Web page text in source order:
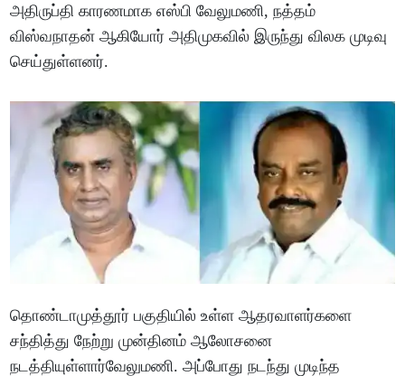
அதிருப்தி காரணமாக எஸ்பி வேலுமணி, நத்தம்
விஸ்வநாதன் ஆகியோர் அதிமுகவில் இருந்து விலக முடிவு
செய்துள்ளனர்.
தொண்டாமுத்தூர் பகுதியில் உள்ள ஆதரவாளர்களை
சந்தித்து நேற்று முன்தினம் ஆலோசனை
நடத்தியுள்ளார்வேலுமணி. அப்போது நடந்து முடிந்த